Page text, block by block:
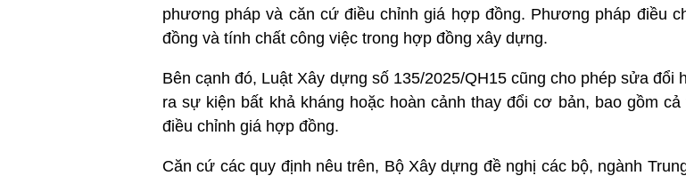
phương pháp và căn cứ điều chỉnh giá hợp đồng. Phương pháp điều
đồng và tính chất công việc trong hợp đồng xây dựng.
Bên cạnh đó, Luật Xây dựng số 135/2025/QH15 cũng cho phép sửa
ra sự kiện bất khả kháng hoặc hoàn cảnh thay đổi cơ bản, bao gồm
điều chỉnh giá hợp đồng.
Căn cứ các quy định nêu trên, Bộ Xây dựng đề nghị các bộ, ngành